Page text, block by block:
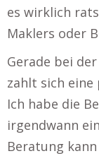
es wirklich
Maklers oder
Gerade bei
zahlt sich
Ich habe die
irgendwann
Beratung